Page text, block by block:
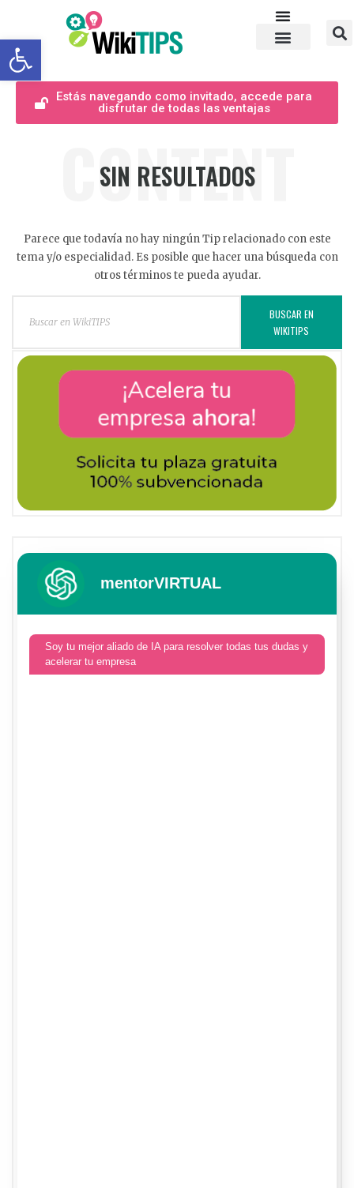
Abrir barra de herramientas
Estás navegando como invitado, accede para
disfrutar de todas las ventajas
CONTENT
SIN RESULTADOS
Parece que todavía no hay ningún Tip relacionado con este
tema y/o especialidad. Es posible que hacer una búsqueda con
otros términos te pueda ayudar.
BUSCAR EN
WIKITIPS
mentorVIRTUAL
Soy tu mejor aliado de IA para resolver todas tus dudas y
acelerar tu empresa